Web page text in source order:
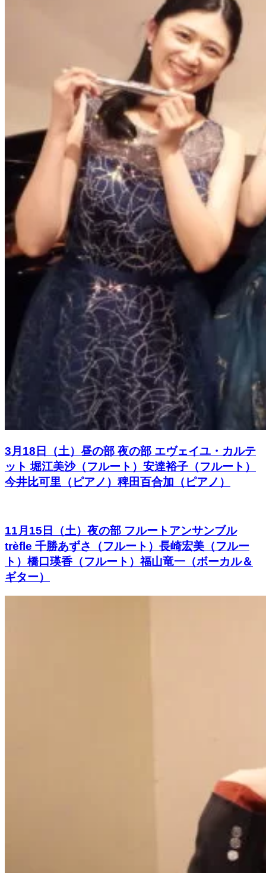
3月18日（土）昼の部 夜の部 エヴェイユ・カルテ
ット 堀江美沙（フルート）安達裕子（フルート）
今井比可里（ピアノ）稗田百合加（ピアノ）
11月15日（土）夜の部 フルートアンサンブル
trèfle 千勝あずさ（フルート）長崎宏美（フルー
ト）橋口瑛香（フルート）福山竜一（ボーカル＆
ギター）